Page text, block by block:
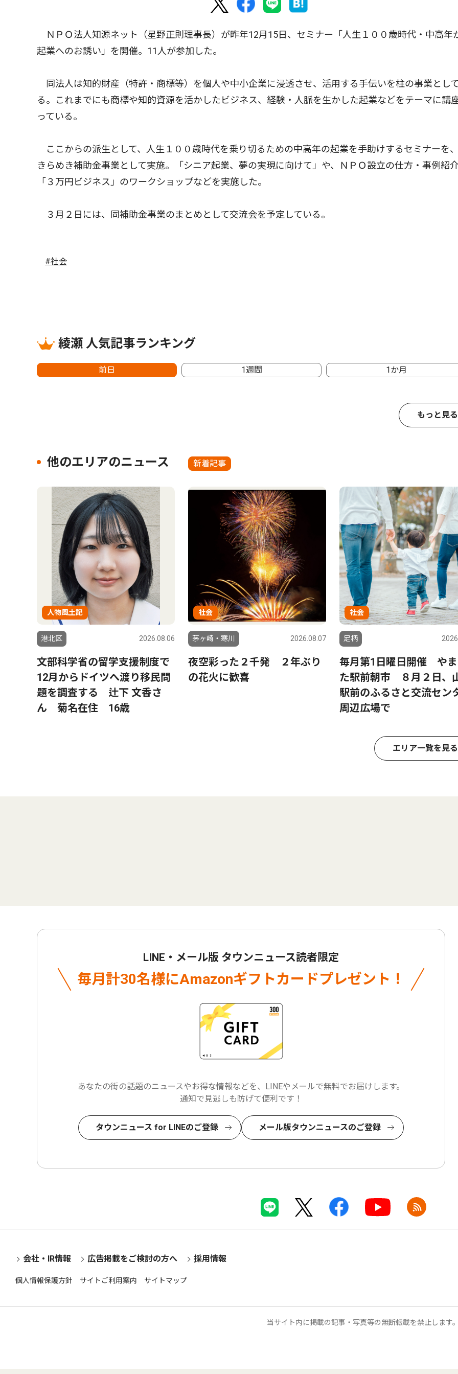
ＮＰＯ法人知源ネット（星野正則理事長）が昨年12月15日、セミナー「人生１００歳時代・中高年
起業へのお誘い」を開催。11人が参加した。
同法人は知的財産（特許・商標等）を個人や中小企業に浸透させ、活用する手伝いを柱の事業とし
る。これまでにも商標や知的資源を活かしたビジネス、経験・人脈を生かした起業などをテーマに講
っている。
ここからの派生として、人生１００歳時代を乗り切るための中高年の起業を手助けするセミナーを
きらめき補助金事業として実施。「シニア起業、夢の実現に向けて」や、ＮＰＯ設立の仕方・事例紹
「３万円ビジネス」のワークショップなどを実施した。
３月２日には、同補助金事業のまとめとして交流会を予定している。
#社会
綾瀬 人気記事ランキング
前日 1週間 1か月
もっと見る
他のエリアのニュース 新着記事
人物風土記
港北区 2026.08.06
文部科学省の留学支援制度で
12月からドイツへ渡り移民問
題を調査する 辻下 文香さ
ん 菊名在住 16歳
社会
茅ヶ崎・寒川 2026.08.07
夜空彩った２千発 ２年ぶり
の花火に歓喜
社会
足柄
毎月第1日曜日開催 や
た駅前朝市 ８月２日、
駅前のふるさと交流セン
周辺広場で
エリア一覧を見る
LINE・メール版 タウンニュース読者限定
毎月計30名様にAmazonギフトカードプレゼント！
あなたの街の話題のニュースやお得な情報などを、LINEやメールで無料でお届けします。
通知で見逃しも防げて便利です！
タウンニュース for LINEのご登録 メール版タウンニュースのご登録
会社・IR情報 広告掲載をご検討の方へ 採用情報
個人情報保護方針 サイトご利用案内 サイトマップ
当サイト内に掲載の記事・写真等の無断転載を禁止します